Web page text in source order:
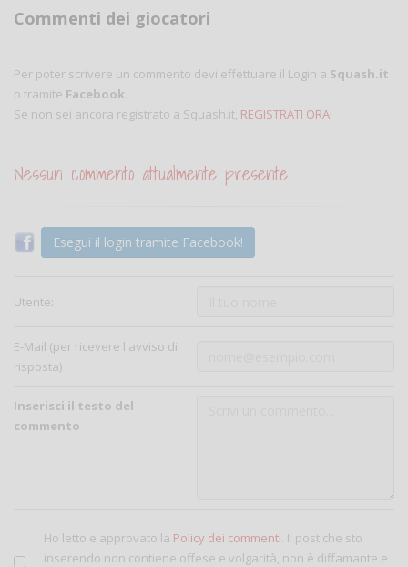
Commenti dei giocatori
Per poter scrivere un commento devi effettuare il Login a Squash.it
o tramite Facebook.
Se non sei ancora registrato a Squash.it, REGISTRATI ORA!
Nessun commento attualmente presente
Esegui il login tramite Facebook!
Utente:
E-Mail (per ricevere l'avviso di
risposta)
Inserisci il testo del
commento
Ho letto e approvato la Policy dei commenti. Il post che sto
inserendo non contiene offese e volgarità, non è diffamante e